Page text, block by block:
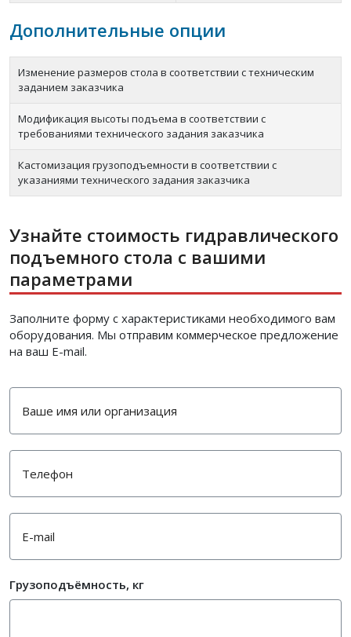
Дополнительные опции
Изменение размеров стола в соответствии с техническим
заданием заказчика
Модификация высоты подъема в соответствии с
требованиями технического задания заказчика
Кастомизация грузоподъемности в соответствии с
указаниями технического задания заказчика
Узнайте стоимость гидравлического
подъемного стола с вашими
параметрами
Заполните форму с характеристиками необходимого вам
оборудования. Мы отправим коммерческое предложение
на ваш E-mail.
Грузоподъёмность, кг